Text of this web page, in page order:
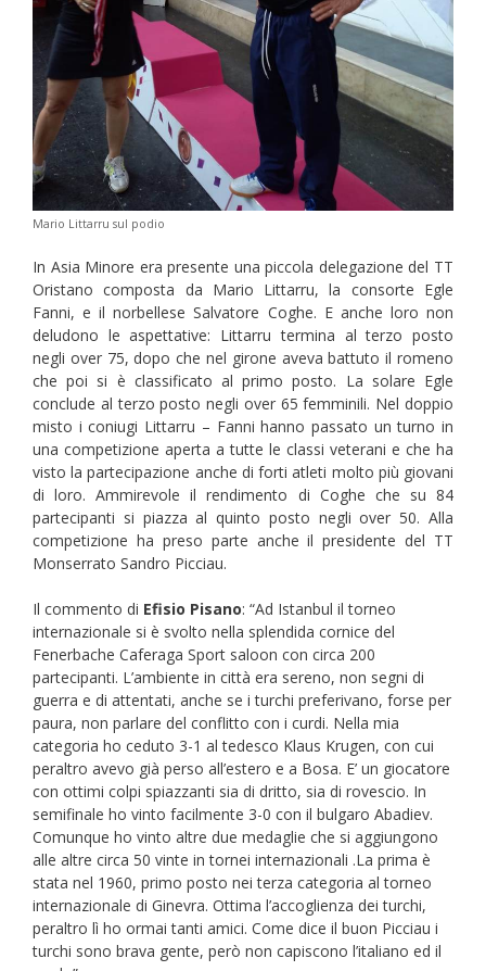
Mario Littarru sul podio
In Asia Minore era presente una piccola delegazione del TT
Oristano composta da Mario Littarru, la consorte Egle
Fanni, e il norbellese Salvatore Coghe. E anche loro non
deludono le aspettative: Littarru termina al terzo posto
negli over 75, dopo che nel girone aveva battuto il romeno
che poi si è classificato al primo posto. La solare Egle
conclude al terzo posto negli over 65 femminili. Nel doppio
misto i coniugi Littarru – Fanni hanno passato un turno in
una competizione aperta a tutte le classi veterani e che ha
visto la partecipazione anche di forti atleti molto più giovani
di loro. Ammirevole il rendimento di Coghe che su 84
partecipanti si piazza al quinto posto negli over 50. Alla
competizione ha preso parte anche il presidente del TT
Monserrato Sandro Picciau.
Il commento di Efisio Pisano: “Ad Istanbul il torneo
internazionale si è svolto nella splendida cornice del
Fenerbache Caferaga Sport saloon con circa 200
partecipanti. L’ambiente in città era sereno, non segni di
guerra e di attentati, anche se i turchi preferivano, forse per
paura, non parlare del conflitto con i curdi. Nella mia
categoria ho ceduto 3-1 al tedesco Klaus Krugen, con cui
peraltro avevo già perso all’estero e a Bosa. E’ un giocatore
con ottimi colpi spiazzanti sia di dritto, sia di rovescio. In
semifinale ho vinto facilmente 3-0 con il bulgaro Abadiev.
Comunque ho vinto altre due medaglie che si aggiungono
alle altre circa 50 vinte in tornei internazionali .La prima è
stata nel 1960, primo posto nei terza categoria al torneo
internazionale di Ginevra. Ottima l’accoglienza dei turchi,
peraltro lì ho ormai tanti amici. Come dice il buon Picciau i
turchi sono brava gente, però non capiscono l’italiano ed il